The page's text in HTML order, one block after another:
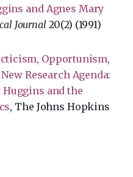
and Agnes Mary
Journal 20(2) (1991)
Opportunism,
Research Agenda:
and the
, The Johns Hopkins